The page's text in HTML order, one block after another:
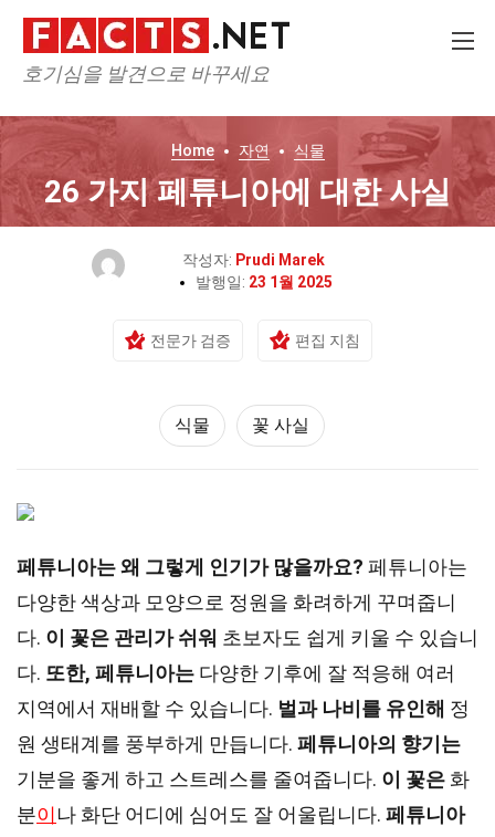
호기심을 발견으로 바꾸세요
Home 자연 식물
26 가지 페튜니아에 대한 사실
작성자: Prudi Marek
발행일: 23 1월 2025
전문가 검증 편집 지침
식물 꽃 사실
페튜니아는 왜 그렇게 인기가 많을까요? 페튜니아는
다양한 색상과 모양으로 정원을 화려하게 꾸며줍니
다. 이 꽃은 관리가 쉬워 초보자도 쉽게 키울 수 있습니
다. 또한, 페튜니아는 다양한 기후에 잘 적응해 여러
지역에서 재배할 수 있습니다. 벌과 나비를 유인해 정
원 생태계를 풍부하게 만듭니다. 페튜니아의 향기는
기분을 좋게 하고 스트레스를 줄여줍니다. 이 꽃은 화
분이 나 화단 어디에 심어도 잘 어울립니다. 페튜니아